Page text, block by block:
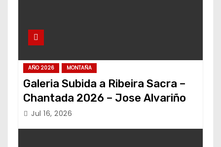
AÑO 2026 MONTAÑA
Galeria Subida a Ribeira Sacra –
Chantada 2026 – Jose Alvariño
Jul 16, 2026